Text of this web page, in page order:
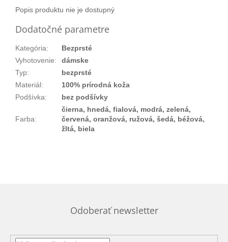
Popis produktu nie je dostupný
Dodatočné parametre
Kategória:
Bezprsté
Vyhotovenie:
dámske
Typ:
bezprsté
Materiál:
100% prírodná koža
Podšívka: bez podšívky
Farba:
čierna, hnedá, fialová, modrá, zelená,
červená, oranžová, ružová, šedá, béžová,
žltá, biela
Odoberať newsletter